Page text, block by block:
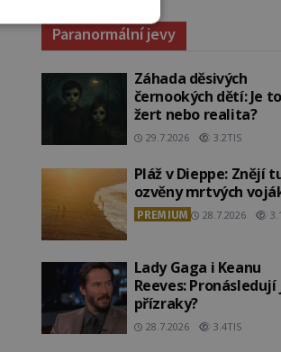
Paranormální jevy
Záhada děsivých
černookých dětí: Je to
žert nebo realita?
29.7.2026 3.2TIS
Pláž v Dieppe: Znějí
ozvěny mrtvých
PREMIUM 28.7.2026
Lady Gaga i Keanu
Reeves: Pronásledují
přízraky?
28.7.2026 3.4TIS